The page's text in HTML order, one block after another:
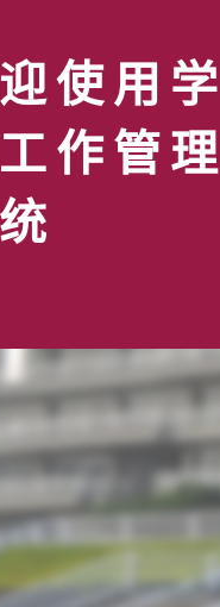
使用学
作管理